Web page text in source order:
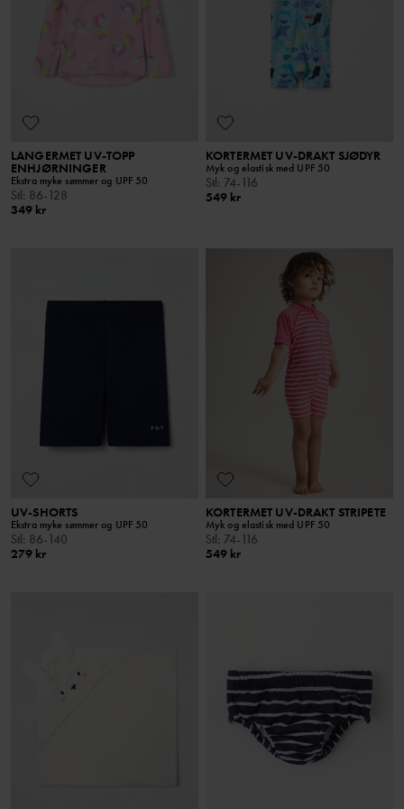
LANGERMET UV-TOPP
ENHJØRNINGER
Ekstra myke sømmer og UPF 50
Stl: 86-128
349 kr
KORTERMET UV-DRAKT SJØDYR
Myk og elastisk med UPF 50
Stl: 74-116
549 kr
UV-SHORTS
Ekstra myke sømmer og UPF 50
Stl : 86-140
279 kr
KORTERMET UV-DRAKT STRIPETE
Myk og elastisk med UPF 50
Stl : 74-116
549 kr